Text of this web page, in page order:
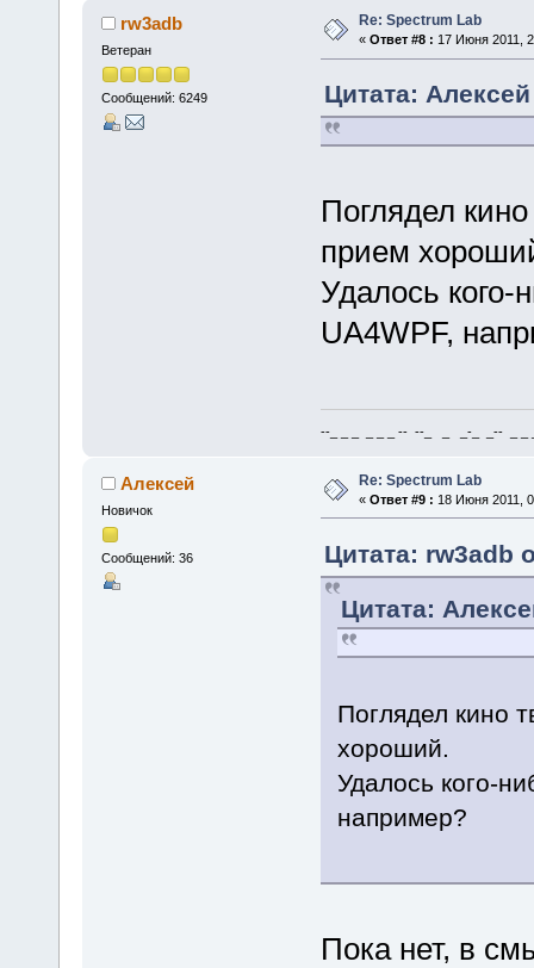
rw3adb
Ветеран
Сообщений: 6249
Re: Spectrum Lab
« Ответ #8 : 17 Июня 2011,
Цитата:
Поглядел
прием
Удалось
UA4WPF,
--_ _ _ _ _ _ -- --_ _ _-_ _-- _ _
Алексей
Новичок
Сообщений: 36
Re: Spectrum Lab
« Ответ #9 : 18 Июня 2011,
Цитата: rw3adb
Цитата:
Поглядел кино
хороший.
Удалось кого-
например?
Пока нет, в